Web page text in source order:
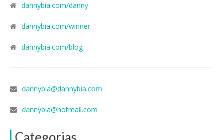
dannybia.com/danny
dannybia.com/winner
dannybia.com/blog
dannybia@dannybia.com
dannybia@hotmail.com